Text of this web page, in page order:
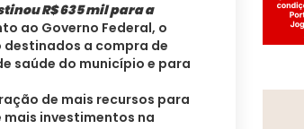
R$ 635 mil para a
ao Governo Federal, o
destinados a compra de
saúde do município e para
de mais recursos para
investimentos na